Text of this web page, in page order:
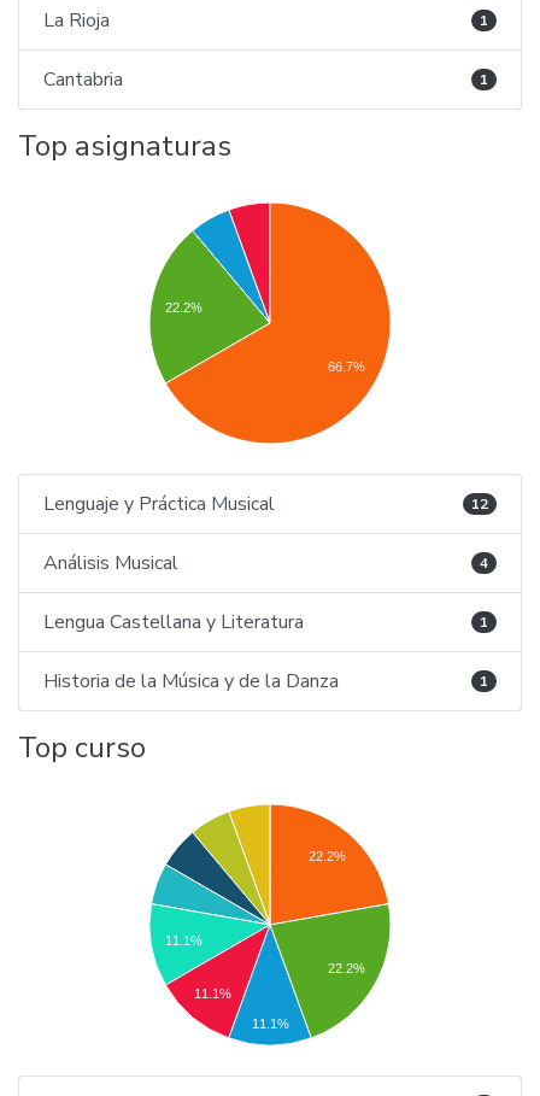
La Rioja 1
Cantabria 1
Top asignaturas
22.2%
66.7%
Lenguaje y Práctica Musical 12
Análisis Musical 4
Lengua Castellana y Literatura 1
Historia de la Música y de la Danza 1
Top curso
22.2%
22.2%
11.1%
11.1%
11.1%